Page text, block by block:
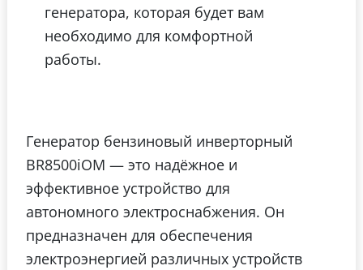
генератора, которая будет вам
необходимо для комфортной
работы.
Генератор бензиновый инверторный
BR8500iOM — это надёжное и
эффективное устройство для
автономного электроснабжения. Он
предназначен для обеспечения
электроэнергией различных устройств